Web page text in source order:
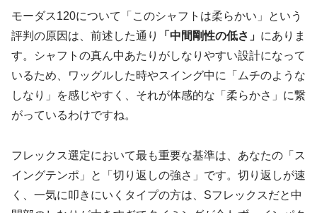
モーダス120について「このシャフトは柔らかい」という
評判の原因は、前述した通り
「中間剛性の低さ」 にありま
す。シャフトの真ん中あたりがしなりやすい設計になって
いるため、ワッグルした時やスイング中に「ムチのような
しなり」を感じやすく、それが体感的な「柔らかさ」に繋
がっているわけですね。
フレックス選定において最も重要な基準は、あなたの「ス
イングテンポ」と「切り返しの強さ」です。切り返しが速
く、一気に叩きにいくタイプの方は、Sフレックスだと中